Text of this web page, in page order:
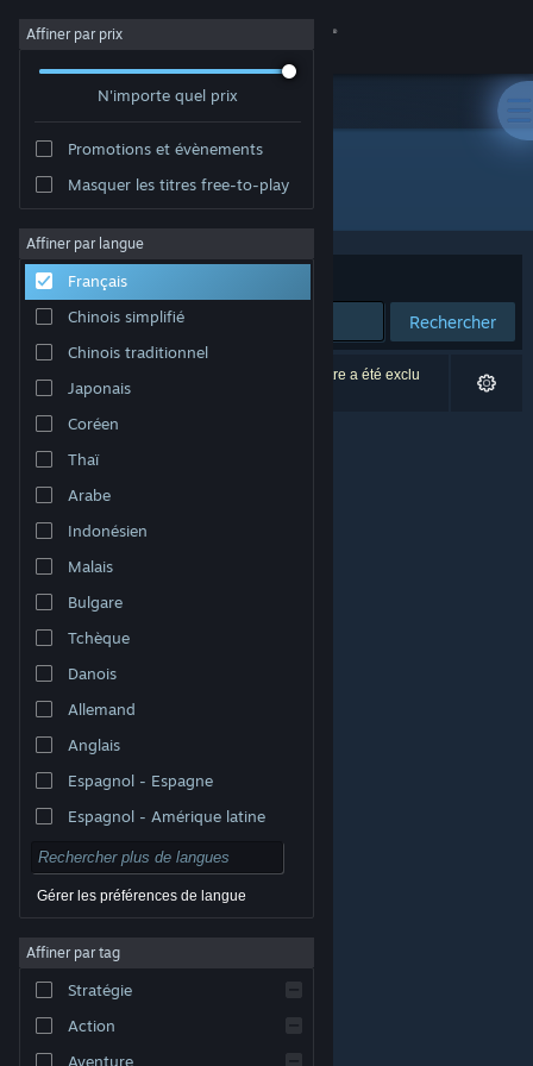
Se connecter
Magasin
À propos
Support
Changer la langue
Télécharger l'application mobile Steam
Voir version ordi. du site
© Valve Corporation. Tous droits réservés. Toutes les
titulaires aux États-Unis et dans d'autres pays.
Accessibilité
Remboursements
Affiner par prix
N'importe quel prix
Promotions et évènements
Masquer les titres free-to-play
Affiner par langue
Français
Chinois simplifié
Chinois traditionnel
Japonais
Coréen
Thaï
Arabe
Indonésien
Malais
Bulgare
Tchèque
Danois
Allemand
Anglais
Espagnol - Espagne
Espagnol - Amérique latine
Gérer les préférences de langue
Affiner par tag
Stratégie
Action
Aventure
Développement : 25 Monkey Games
Trier par Pertinence
Rechercher
0 résultats correspondent à votre recherche. 1 titre a été exclu
selon vos préférences.